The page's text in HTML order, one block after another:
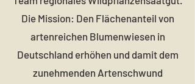
Die Mission: Den Flächenanteil von
artenreichen Blumenwiesen in
Deutschland erhöhen und damit dem
zunehmenden Artenschwund